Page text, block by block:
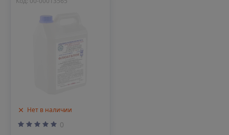
Нет в наличии
0